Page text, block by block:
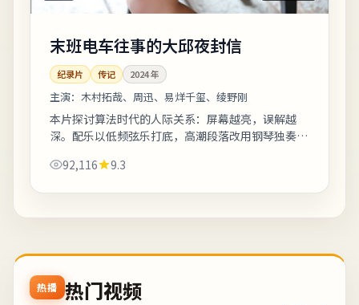
末班电车往事的大邱夜封信
纪录片 传记 2024年
主演： 木村拓哉、周迅、易烊千玺、绫野刚
本片探讨算法时代的人际关系：屏幕越亮，误解越
深。配乐以低频弦乐打底，高潮段落改用钢琴独奏，
光敏人群请酌情观看。《末班电车往事的大邱...
92,116 9.3
热播 热门视频